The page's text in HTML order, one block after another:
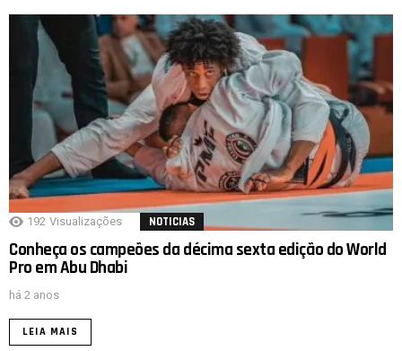
192 Visualizações NOTICIAS
Conheça os campeões da décima sexta edição do World
Pro em Abu Dhabi
há 2 anos
LEIA MAIS